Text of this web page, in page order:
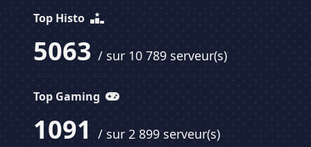
Top Histo
5063 / sur 10 789 serveur(s)
Top Gaming
1091 / sur 2 899 serveur(s)